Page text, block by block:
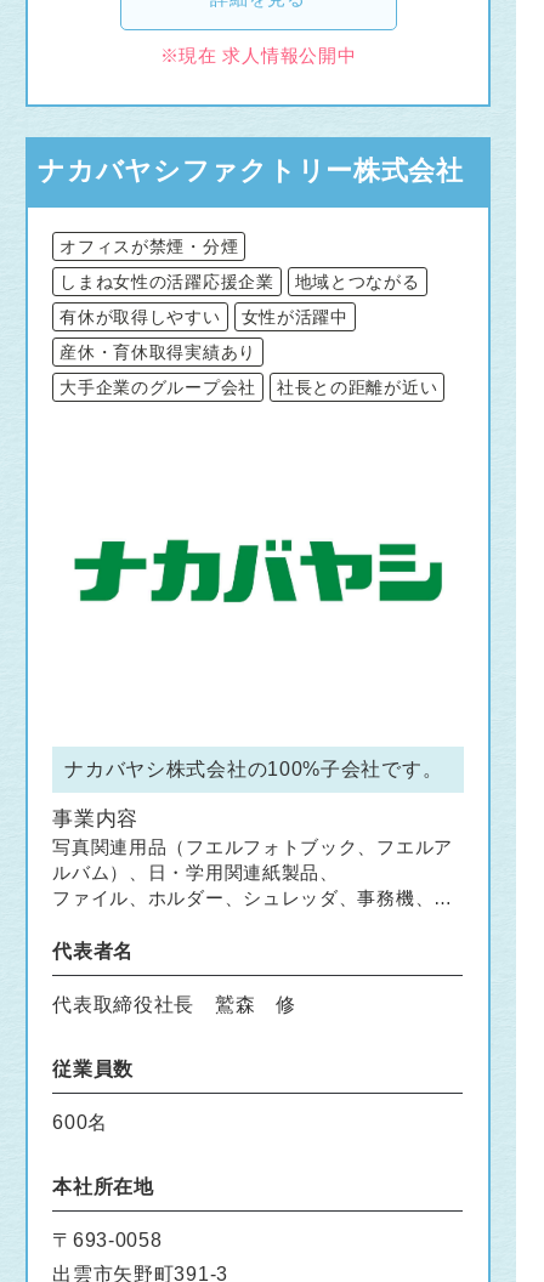
※現在 求人情報公開中
ナカバヤシファクトリー株式会社
オフィスが禁煙・分煙
しまね女性の活躍応援企業
地域とつながる
有休が取得しやすい
女性が活躍中
産休・育休取得実績あり
大手企業のグループ会社
社長との距離が近い
ナカバヤシ株式会社の100%子会社です。
事業内容
写真関連用品（フエルフォトブック、フエルア
ルバム）、日・学用関連紙製品、
ファイル、ホルダー、シュレッダ、事務機、メ
代表者名
代表取締役社長 鷲森 修
従業員数
600名
本社所在地
〒693-0058
出雲市矢野町391-3